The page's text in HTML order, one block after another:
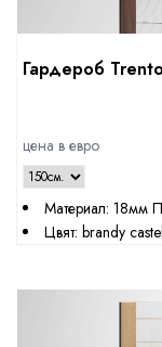
Гардероб Trento
цена в евро
Материал: 18мм
Цвят: brandy